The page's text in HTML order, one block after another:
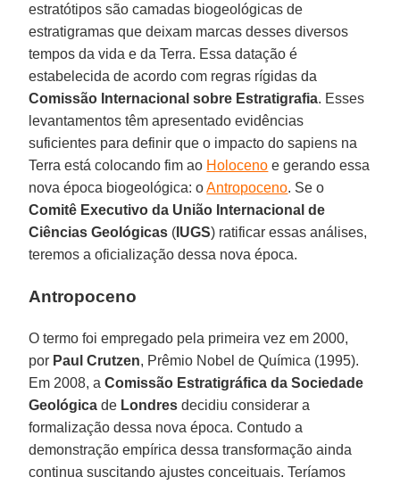
estratótipos são camadas biogeológicas de
estratigramas que deixam marcas desses diversos
tempos da vida e da Terra. Essa datação é
estabelecida de acordo com regras rígidas da
Comissão Internacional sobre Estratigrafia. Esses
levantamentos têm apresentado evidências
suficientes para definir que o impacto do sapiens na
Terra está colocando fim ao Holoceno e gerando essa
nova época biogeológica: oAntropoceno. Se o
Comitê Executivo da União Internacional de
Ciências Geológicas ( IUGS) ratificar essas análises,
teremos a oficialização dessa nova época.
Antropoceno
O termo foi empregado pela primeira vez em 2000,
por Paul Crutzen, Prêmio Nobel de Química (1995).
Em 2008, aComissão Estratigráfica da Sociedade
Geológica de Londres decidiu considerar a
formalização dessa nova época. Contudo a
demonstração empírica dessa transformação ainda
continua suscitando ajustes conceituais. Teríamos